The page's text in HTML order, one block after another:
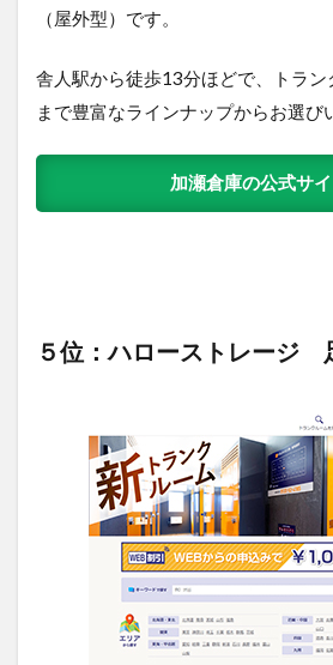
（屋外型）です。
舎人駅から徒歩13分ほどで、トラ
まで豊富なラインナップからお選び
加瀬倉庫の公式サ
５位：ハローストレージ